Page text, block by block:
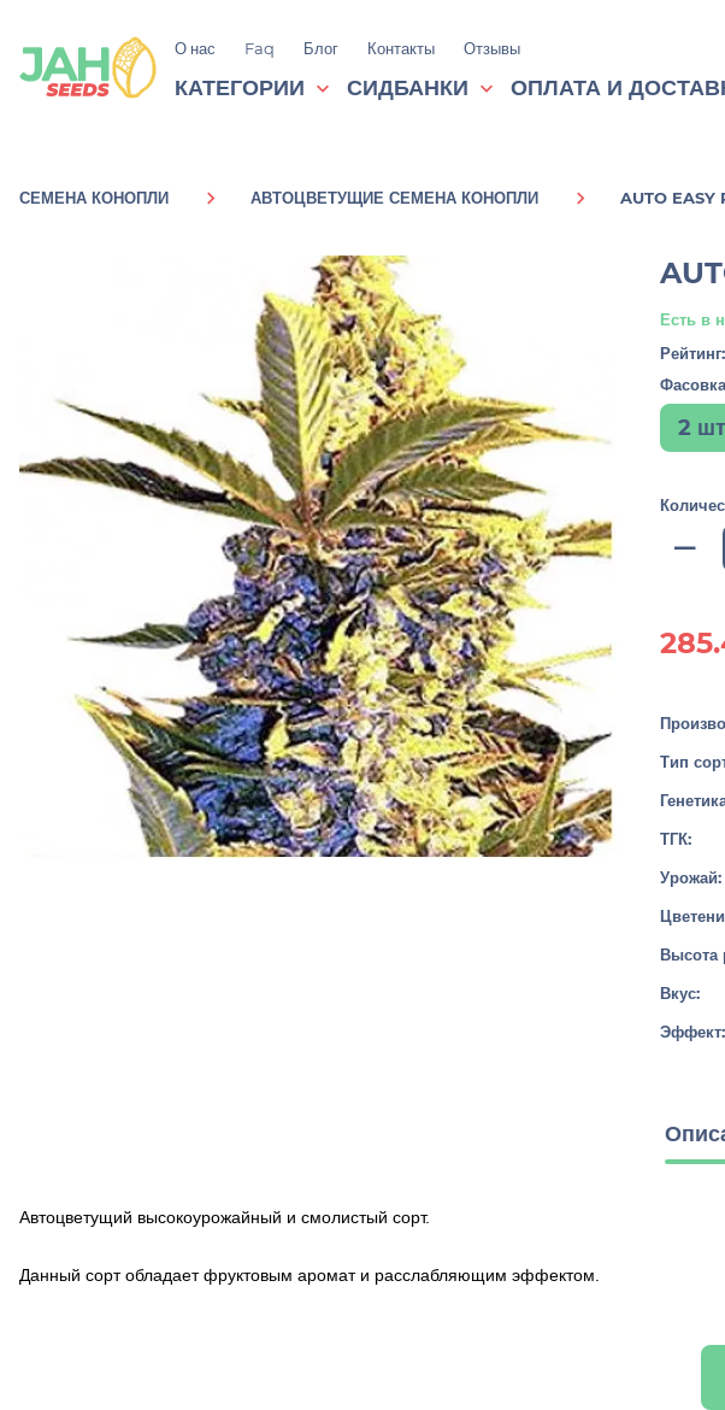
О нас Faq Блог Контакты Отзывы
КАТЕГОРИИ СИДБАНКИ ОПЛАТА И
СЕМЕНА КОНОПЛИ АВТОЦВЕТУЩИЕ СЕМЕНА КОНОПЛИ AUTO EASY
Есть в
Рейтинг:
2 шт
Тип
ТГК:
Урожай:
Высота
Вкус:
Эффект:
Автоцветущий высокоурожайный и смолистый сорт.
Данный сорт обладает фруктовым аромат и расслабляющим эффектом.